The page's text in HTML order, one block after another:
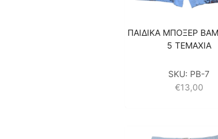
ΠΑΙΔΙΚΑ ΜΠΟΞΕΡ
5 ΤΕΜΑΧΙΑ
SKU: PΒ-7
€13,00